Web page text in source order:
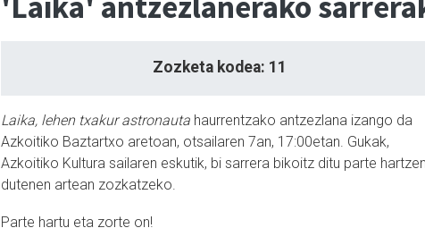
Zozketa kodea: 11
Laika, lehen txakur astronautahaurrentzako antzezlana izango da
Azkoitiko Baztartxo aretoan, otsailaren 7an, 17:00etan. Gukak,
Azkoitiko Kultura sailaren eskutik, bi sarrera bikoitz ditu parte hartzen
dutenen artean zozkatzeko.
Parte hartu eta zorte on!